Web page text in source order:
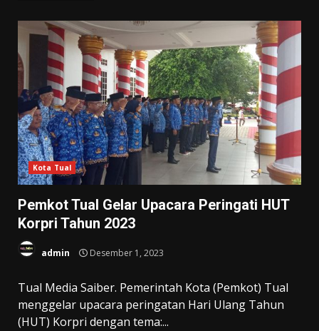
Kota Tual
Pemkot Tual Gelar Upacara Peringati HUT
Korpri Tahun 2023
admin Desember 1, 2023
Tual Media Saiber. Pemerintah Kota (Pemkot) Tual
menggelar upacara peringatan Hari Ulang Tahun
(HUT) Korpri dengan tema:...